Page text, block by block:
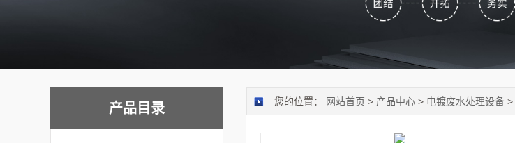
产品目录 您的位置： 网站首页 > 产品中心 > 电镀废水处理设备 >